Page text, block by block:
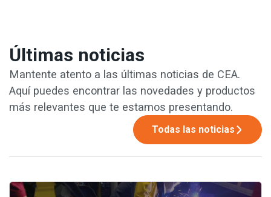
Últimas noticias
Mantente atento a las últimas noticias de CEA.
Aquí puedes encontrar las novedades y productos
más relevantes que te estamos presentando.
Todas las noticias